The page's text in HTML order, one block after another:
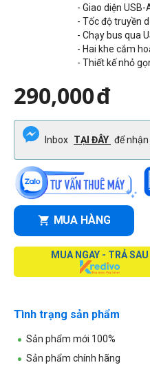
- Giao diện USB-
- Tốc độ truyền
- Chạy bus qua
- Hai khe cắm
- Thiết kế nhỏ
290,000đ
Inbox TẠI ĐÂY để
MUA HÀNG
MUA NGAY - TRẢ SAU
Tình trạng sản phẩm
Sản phẩm mới 100%
Sản phẩm chính hãng